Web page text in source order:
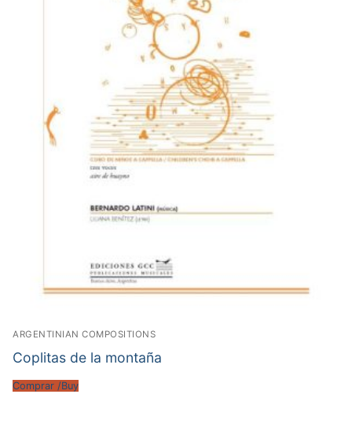
ARGENTINIAN COMPOSITIONS
Coplitas de la montaña
Comprar /Buy